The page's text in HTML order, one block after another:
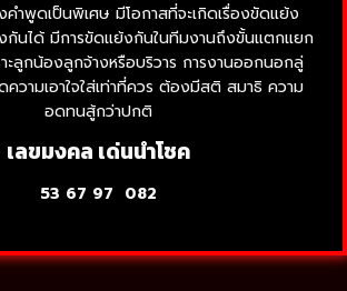
คำพูดเป็นพิเศษ มีโอกาสที่จะเกิดเรื่องขัดแย้ง
กันได้ มีการขัดแย้งกันในทีมงานถึงขั้นแตกแยก
าะลูกน้องลูกจ้างหรือบริวาร การงานออกนอกลู่
วามเอาใจใส่เท่าที่ควร ต้องมีสติ สมาธิ ความ
อดทนสู้กว่าปกติ
เลขมงคล เด่นนำโชค
53 67 97 082